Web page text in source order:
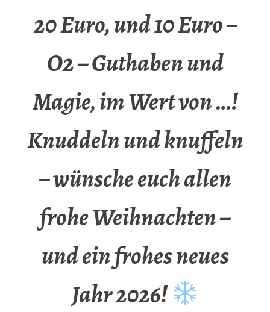
20 Euro, und 10 Euro –
O2 – Guthaben und
Magie, im Wert von …!
Knuddeln und knuffeln
– wünsche euch allen
frohe Weihnachten –
und ein frohes neues
Jahr 2026!